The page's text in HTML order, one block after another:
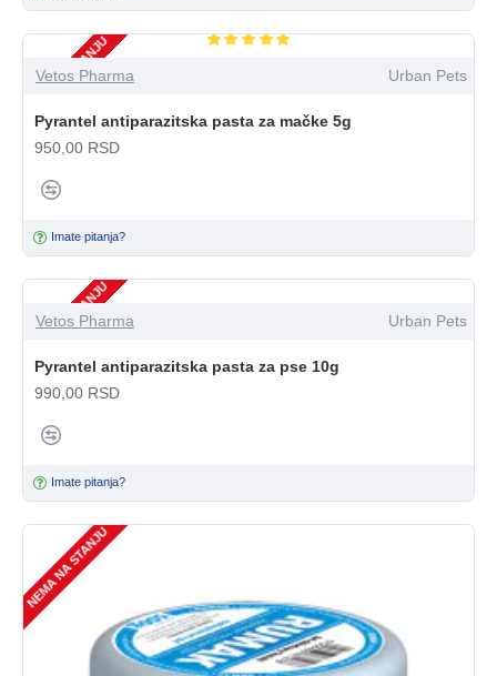
NEMA NA STANJU
Vetos Pharma Urban Pets
Pyrantel antiparazitska pasta za mačke 5g
950,00 RSD
Imate pitanja?
NEMA NA STANJU
Vetos Pharma Urban Pets
Pyrantel antiparazitska pasta za pse 10g
990,00 RSD
Imate pitanja?
NEMA NA STANJU